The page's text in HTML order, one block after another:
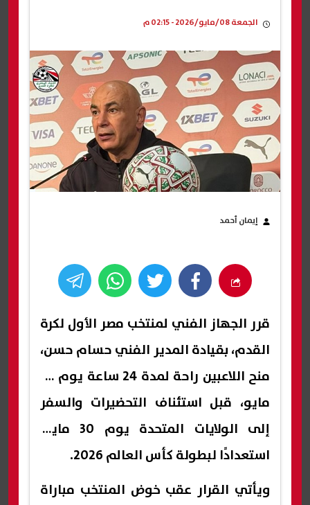
الجمعة 08/مايو/2026 - 02:15 م
إيمان أحمد
قرر الجهاز الفني لمنتخب مصر الأول لكرة
القدم، بقيادة المدير الفني حسام حسن،
منح اللاعبين راحة لمدة 24 ساعة يوم 29
مايو، قبل استئناف التحضيرات والسفر
إلى الولايات المتحدة يوم 30 مايو،
استعدادًا لبطولة كأس العالم 2026.
ويأتي القرار عقب خوض المنتخب مباراة